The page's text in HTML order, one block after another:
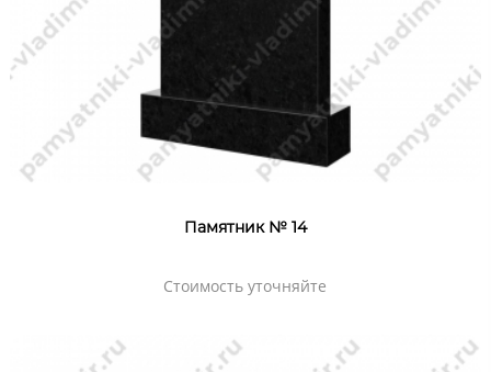
Памятник № 14
Стоимость уточняйте